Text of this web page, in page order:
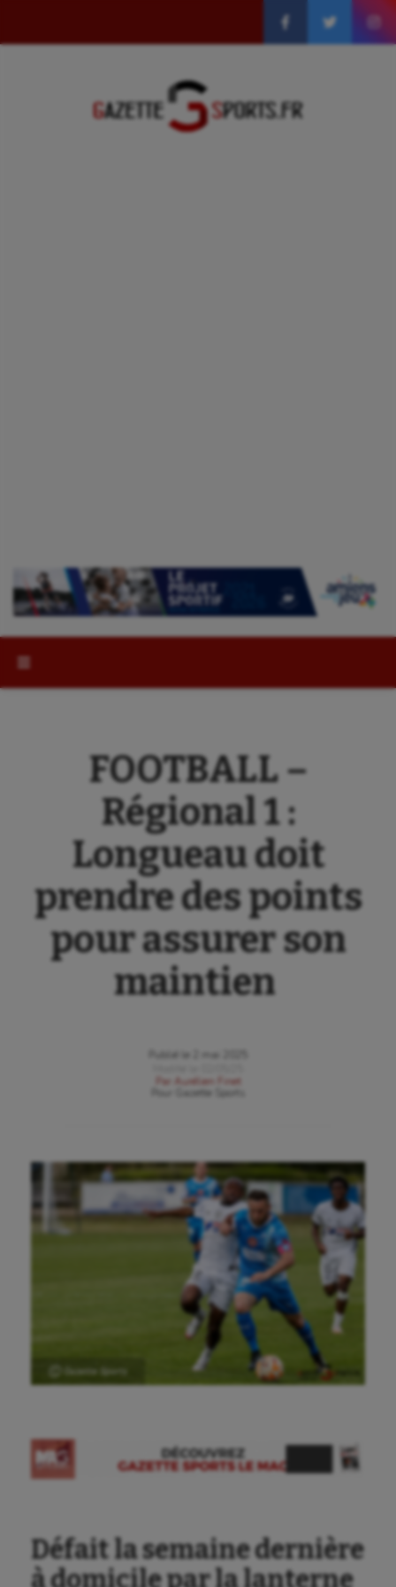
Athlétisme
Baseball
FOOTBALL –
Régional 1 :
Longueau doit
prendre des points
pour assurer son
maintien
Publié le
2 mai 2025
Par
Aurélien Finet
Gazette Sports
Défait la semaine dernière
à domicile par la lanterne